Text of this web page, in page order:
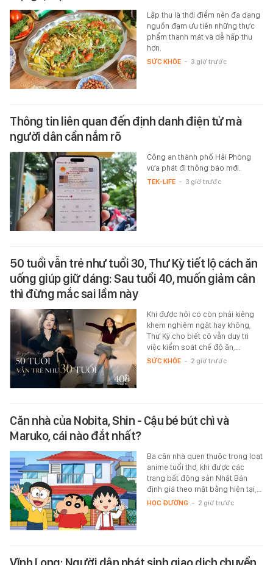
Lập thu là thời điểm nên đa dạng
nguồn đạm ưu tiên những thực
phẩm thanh mát và dễ hấp thu
hơn.
SỨC KHỎE - 3 giờ trước
Thông tin liên quan đến định danh điện tử mà
người dân cần nắm rõ
Công an thành phố Hải Phòng
vừa phát đi thông báo mới.
TEK-LIFE - 3 giờ trước
50 tuổi vẫn trẻ như tuổi 30, Thư Kỳ tiết lộ cách ăn
uống giúp giữ dáng: Sau tuổi 40, muốn giảm cân
thì đừng mắc sai lầm này
Khi được hỏi có còn phải kiêng
khem nghiêm ngặt hay không,
Thư Kỳ cho biết cô vẫn duy trì
việc kiểm soát chế độ ăn,…
SỨC KHỎE - 2 giờ trước
Căn nhà của Nobita, Shin - Cậu bé bút chì và
Maruko, cái nào đắt nhất?
Ba căn nhà quen thuộc trong loạt
anime tuổi thơ, khi được các
trang bất động sản Nhật Bản
định giá theo mặt bằng hiện tại,…
HỌC ĐƯỜNG - 2 giờ trước